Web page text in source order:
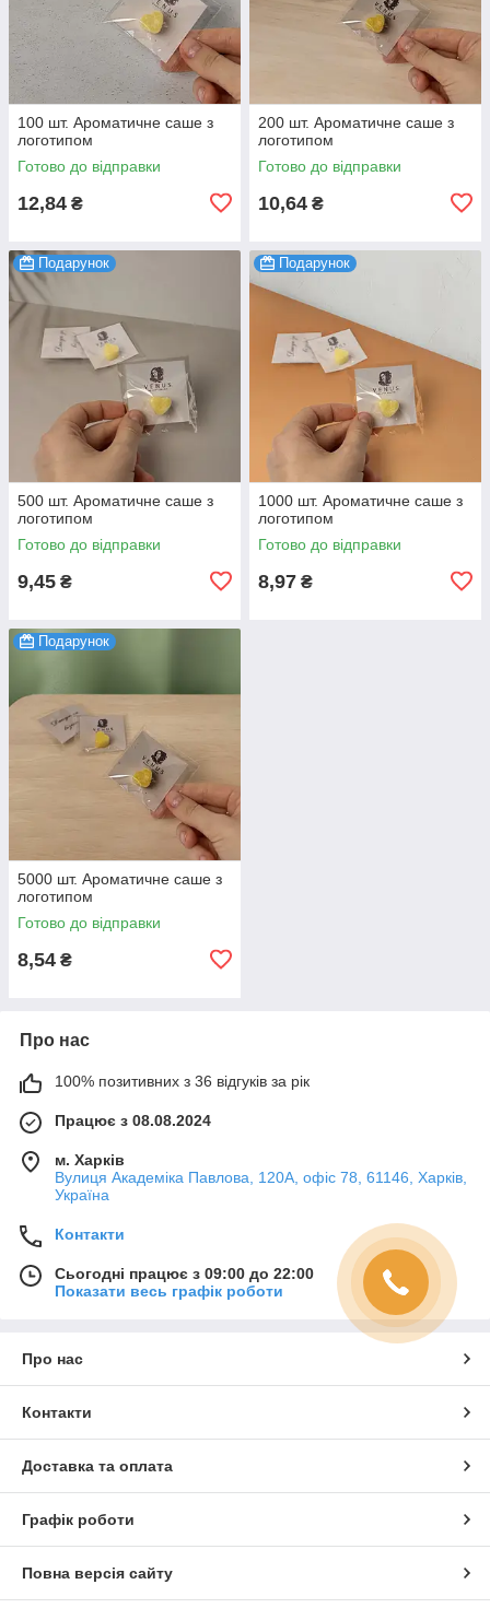
100 шт. Ароматичне саше з
логотипом
Готово до відправки
12,84 ₴
200 шт. Ароматичне саше з
логотипом
Готово до відправки
10,64 ₴
Подарунок
500 шт. Ароматичне саше з
логотипом
Готово до відправки
9,45 ₴
Подарунок
1000 шт. Ароматичне саше з
логотипом
Готово до відправки
8,97 ₴
Подарунок
5000 шт. Ароматичне саше з
логотипом
Готово до відправки
8,54 ₴
Про нас
100% позитивних з 36 відгуків за рік
Працює з 08.08.2024
м. Харків
Вулиця Академіка Павлова, 120А, офіс 78, 61146, Харків,
Україна
Контакти
Сьогодні працює з 09:00 до 22:00
Показати весь графік роботи
Про нас
Контакти
Доставка та оплата
Графік роботи
Повна версія сайту